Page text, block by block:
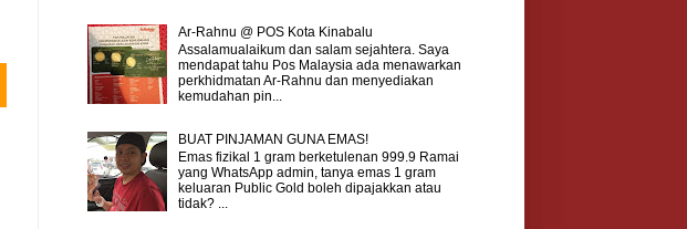
Ar-Rahnu @ POS Kota Kinabalu
Assalamualaikum dan salam sejahtera. Saya
mendapat tahu Pos Malaysia ada menawarkan
perkhidmatan Ar-Rahnu dan menyediakan
kemudahan pin...
BUAT PINJAMAN GUNA EMAS!
Emas fizikal 1 gram berketulenan 999.9 Ramai
yang WhatsApp admin, tanya emas 1 gram
keluaran Public Gold boleh dipajakkan atau
tidak? ...